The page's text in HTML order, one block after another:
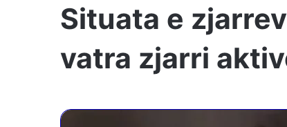
Situata e
vatra zjarri